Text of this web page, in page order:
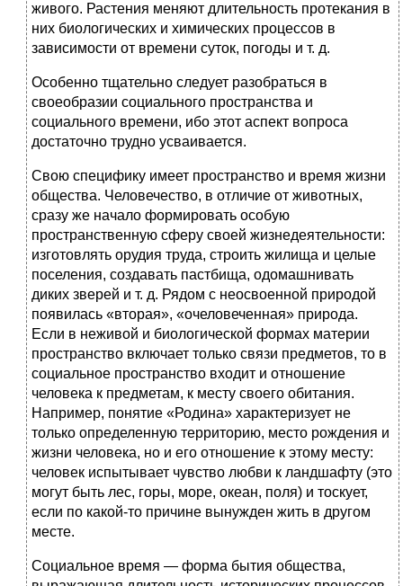
живого. Растения меняют длительность протекания в
них биологических и химических процессов в
зависимости от времени суток, погоды и т. д.
Особенно тщательно следует разобраться в
своеобразии социального пространства и
социального времени, ибо этот аспект вопроса
достаточно трудно усваивается.
Свою специфику имеет пространство и время жизни
общества. Человечество, в отличие от животных,
сразу же начало формировать особую
пространственную сферу своей жизнедеятельности:
изготовлять орудия труда, строить жилища и целые
поселения, создавать пастбища, одомашнивать
диких зверей и т. д. Рядом с неосвоенной природой
появилась «вторая», «очеловеченная» природа.
Если в неживой и биологической формах материи
пространство включает только связи предметов, то в
социальное пространство входит и отношение
человека к предметам, к месту своего обитания.
Например, понятие «Родина» характеризует не
только определенную территорию, место рождения и
жизни человека, но и его отношение к этому месту:
человек испытывает чувство любви к ландшафту (это
могут быть лес, горы, море, океан, поля) и тоскует,
если по какой-то причине вынужден жить в другом
месте.
Социальное время — форма бытия общества,